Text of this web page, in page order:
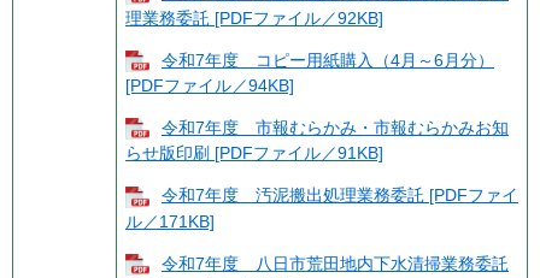
理業務委託 [PDFファイル／92KB]
令和7年度 コピー用紙購入（4月～6月分）
[PDFファイル／94KB]
令和7年度 市報むらかみ・市報むらかみお知
らせ版印刷 [PDFファイル／91KB]
令和7年度 汚泥搬出処理業務委託 [PDFファイ
ル／171KB]
令和7年度 八日市荒田地内下水清掃業務委託